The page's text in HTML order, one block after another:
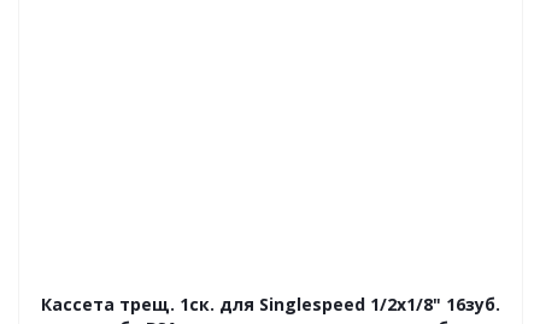
Кассета трещ. 1ск. для Singlespeed 1/2x1/8" 16зуб.